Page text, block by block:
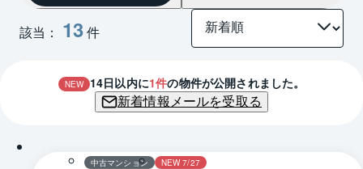
該当： 13件
NEW 14日以内に1件の物件が公開されました。
新着情報メールを受取る
中古マンション NEW 7/27